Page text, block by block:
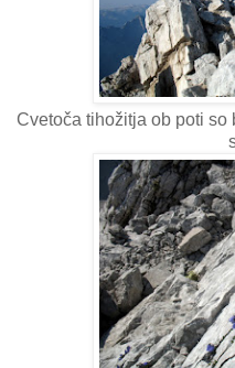
Cvetoča tihožitja ob poti so